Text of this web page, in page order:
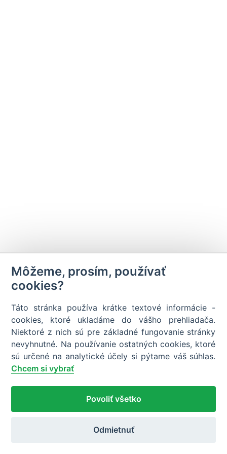
Môžeme, prosím, používať
cookies?
Táto stránka používa krátke textové informácie -
cookies, ktoré ukladáme do vášho prehliadača.
Niektoré z nich sú pre základné fungovanie stránky
nevyhnutné. Na používanie ostatných cookies, ktoré
Chcem si vybrať
Povoliť všetko
Odmietnuť